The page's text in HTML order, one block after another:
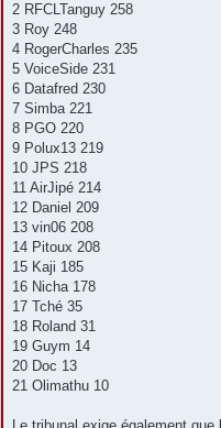
2 RFCLTanguy 258
3 Roy 248
4 RogerCharles 235
5 VoiceSide 231
6 Datafred 230
7 Simba 221
8 PGO 220
9 Polux13 219
10 JPS 218
11 AirJipé 214
12 Daniel 209
13 vin06 208
14 Pitoux 208
15 Kaji 185
16 Nicha 178
17 Tché 35
18 Roland 31
19 Guym 14
20 Doc 13
21 Olimathu 10